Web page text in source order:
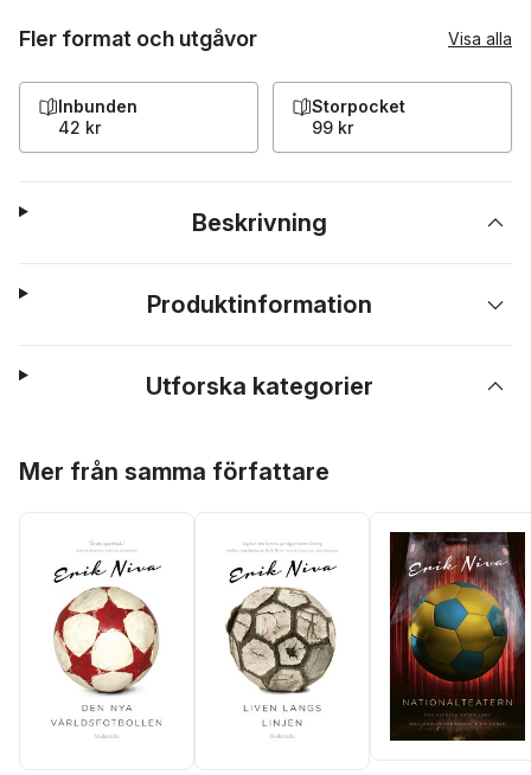
Fler format och utgåvor Visa alla
Inbunden
42 kr
Storpocket
99 kr
Beskrivning
Produktinformation
Utforska kategorier
Mer från samma författare